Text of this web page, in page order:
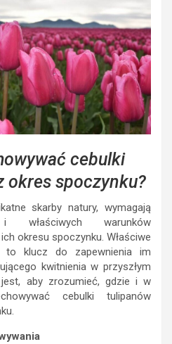
cebulki
okres spoczynku?
skarby natury, wymagają
warunków
okresu spoczynku. Właściwe
to klucz do zapewnienia im
kwitnienia w przyszłym
aby zrozumieć, gdzie i w
cebulki tulipanów